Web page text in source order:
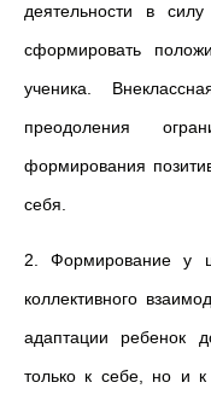
деятельности в
сформировать
ученика.
преодоления
формирования
себя.
2. Формирование у
коллектив­ного
адаптации ре­бенок
только к себе, но и